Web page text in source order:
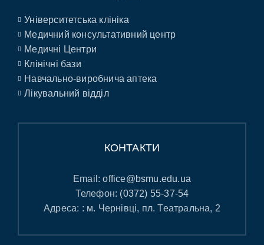
Університетська клініка
Медичний консультативний центр
Медичні Центри
Клінічні бази
Навчально-виробнича аптека
Лікувальний відділ
КОНТАКТИ
Email:office@bsmu.edu.ua
Телефон: (0372) 55-37-54
Адреса: : м. Чернівці, пл. Театральна, 2